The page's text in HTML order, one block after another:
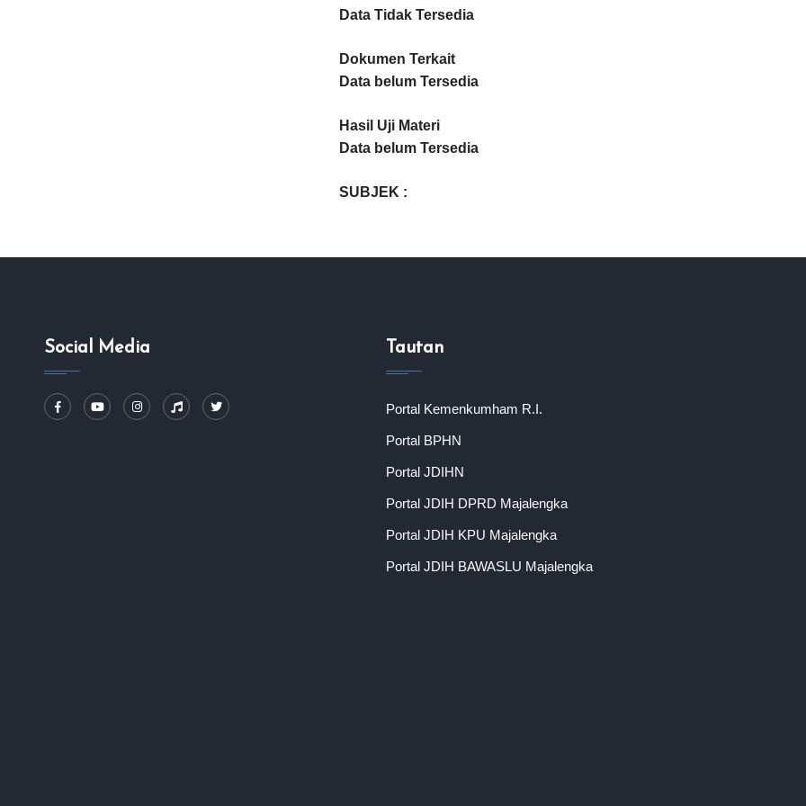
Data Tidak Tersedia
Dokumen Terkait
Data belum Tersedia
Hasil Uji Materi
Data belum Tersedia
SUBJEK :
Social Media Tautan
Portal Kemenkumham R.I.
Portal BPHN
Portal JDIHN
Portal JDIH DPRD Majalengka
Portal JDIH KPU Majalengka
Portal JDIH BAWASLU Majalengka